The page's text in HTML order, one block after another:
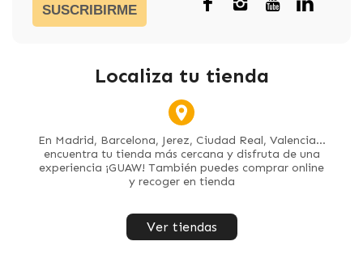
SUSCRIBIRME
Localiza tu tienda
En Madrid, Barcelona, Jerez, Ciudad Real, Valencia...
encuentra tu tienda más cercana y disfruta de una
experiencia ¡GUAW! También puedes comprar online
y recoger en tienda
Ver tiendas